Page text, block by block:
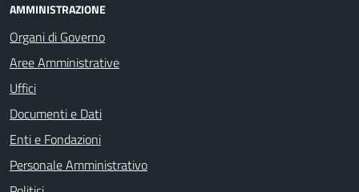
AMMINISTRAZIONE
Organi di Governo
Aree Amministrative
Uffici
Documenti e Dati
Enti e Fondazioni
Personale Amministrativo